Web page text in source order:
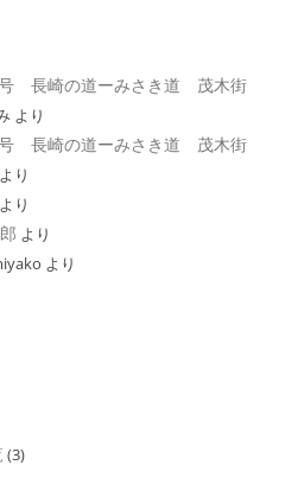
長崎の道ーみさき道 茂木街
より
長崎の道ーみさき道 茂木街
より
より
より
より
(3)